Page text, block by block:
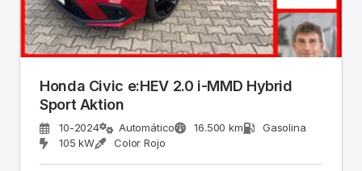
Honda Civic e:HEV 2.0 i-MMD Hybrid
Sport Aktion
10-2024 Automático 16.500 km
Gasolina
105 kW
Color Rojo